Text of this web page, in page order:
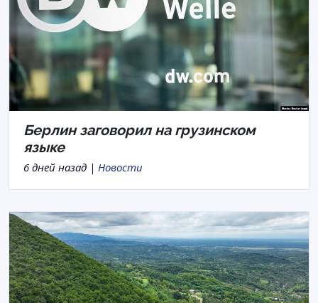
Берлин заговорил на грузинском
языке
6 дней назад | Новости